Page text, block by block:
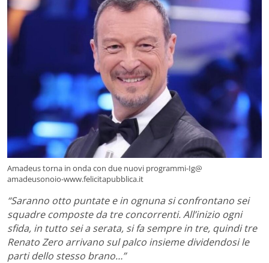
Amadeus torna in onda con due nuovi programmi-Ig@
amadeusonoio-www.felicitapubblica.it
“Saranno otto puntate e in ognuna si confrontano sei
squadre composte da tre concorrenti. All’inizio ogni
sfida, in tutto sei a serata, si fa sempre in tre, quindi tre
Renato Zero arrivano sul palco insieme dividendosi le
parti dello stesso brano…”